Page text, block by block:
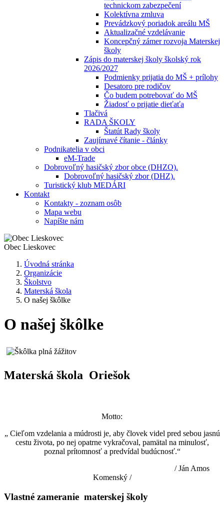
technickom zabezpečení
Kolektívna zmluva
Prevádzkový poriadok areálu MŠ
Aktualizačné vzdelávanie
Koncepčný zámer rozvoja Materskej
školy
Zápis do materskej školy školský rok
2026/2027
Podmienky prijatia do MŠ + prílohy
Desatoro pre rodičov
Čo budem potrebovať do MŠ
Žiadosť o prijatie dieťaťa
Tlačivá
RADA ŠKOLY
Štatút Rady školy
Zaujímavé čítanie - články
Podnikatelia v obci
eM-Trade
Dobrovoľný hasičský zbor obce (DHZO).
Dobrovoľný hasičský zbor (DHZ).
Turistický klub MEDÁRI
Kontakt
Kontakty - zoznam osôb
Mapa webu
Napíšte nám
Obec Lieskovec
Úvodná stránka
Organizácie
Školstvo
Materská škola
O našej škôlke
O našej škôlke
Materská škola Oriešok
Motto:
„ Cieľom vzdelania a múdrosti je, aby človek videl pred sebou jasnú
cestu života, po nej opatrne vykračoval, pamätal na minulosť,
poznal prítomnosť a predvídal budúcnosť.“
/ Ján Amos
Komenský /
Vlastné zameranie materskej školy